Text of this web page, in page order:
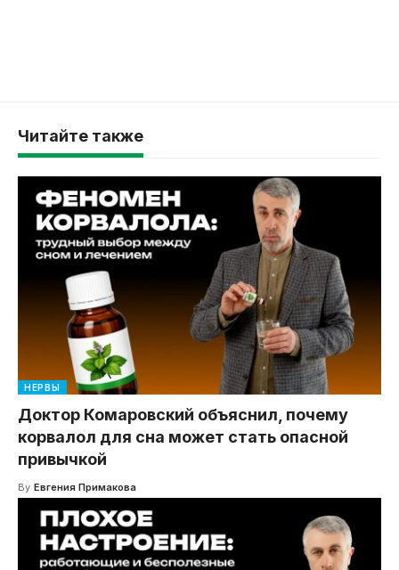
Читайте также
НЕРВЫ
Доктор Комаровский объяснил, почему
корвалол для сна может стать опасной
привычкой
By Евгения Примакова